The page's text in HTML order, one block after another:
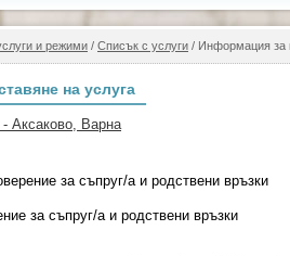
и режими / Списък с услуги / Информация за
на услуга
Аксаково, Варна
за съпруг/а и родствени връзки
за съпруг/а и родствени връзки